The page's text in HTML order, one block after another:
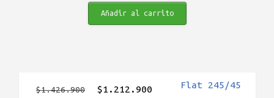
Añadir al carrito
$1.426.900 El$1.212.900El